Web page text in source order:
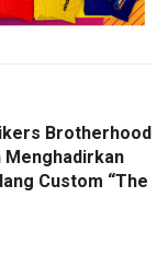
Brotherhood
Menghadirkan
Custom “The